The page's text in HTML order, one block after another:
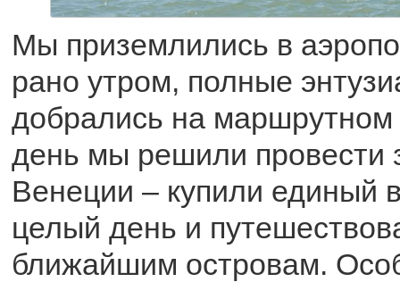
Мы приземлились в
рано утром, полные
добрались на
день мы решили провести
Венеции – купили единый
целый день и
ближайшим островам.